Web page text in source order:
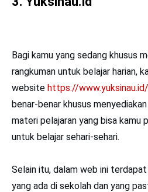
Bagi kamu yang sedang khusus
rangkuman untuk belajar harian,
website https://www.yuksinau.id/
benar-benar khusus
materi pelajaran yang bisa kamu
untuk belajar sehari-sehari.
Selain itu, dalam web ini
yang ada di sekolah dan yang